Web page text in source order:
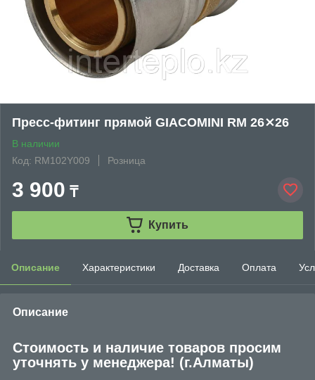
Пресс-фитинг прямой GIACOMINI RM 26⨯26
В наличии
Код: RM102Y009
Розница
3 900 ₸
Купить
Описание Характеристики Доставка Оплата
Описание
Стоимость и наличие товаров просим
уточнять у менеджера! (г.Алматы)